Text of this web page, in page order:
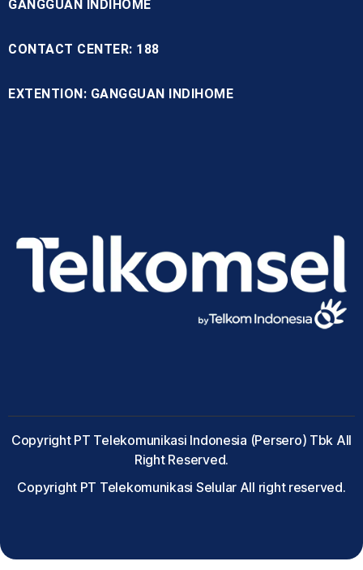
GANGGUAN INDIHOME
CONTACT CENTER: 188
EXTENTION: GANGGUAN INDIHOME
Copyright PT Telekomunikasi Indonesia (Persero) Tbk All
Right Reserved.
Copyright PT Telekomunikasi Selular All right reserved.